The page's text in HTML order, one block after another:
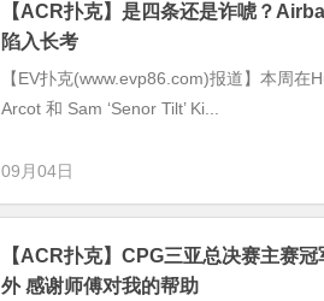
【ACR扑克】是四条还是诈唬？
陷入长考
【EV扑克(www.evp86.com)报道】本周在
Arcot 和 Sam ‘Senor Tilt’ Ki...
09月04日
【ACR扑克】CPG三亚总决赛主赛
外 感谢师傅对我的帮助